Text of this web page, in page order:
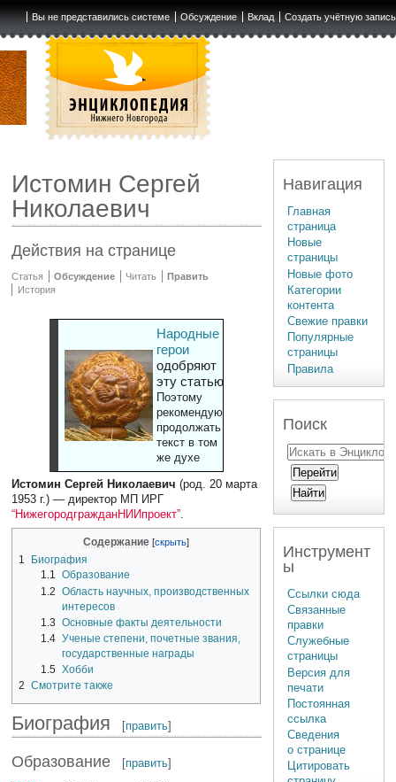
Вы не представились системе Обсуждение Вклад Создать учётную запись
Истомин Сергей
Николаевич
Действия на странице
Статья Обсуждение Читать
Править
История
Народные
герои
одобряют
эту статью
Поэтому
рекомендуют
продолжать
текст в том
же духе
Истомин Сергей Николаевич (род. 20 марта
1953 г.) — директор МП ИРГ
“НижегородгражданНИИпроект”.
Содержание
1
Биография
1.1 Образование
1.2 Область научных, производственных
интересов
1.3 Основные факты деятельности
1.4 Ученые степени, почетные звания,
государственные награды
1.5 Хобби
2
Смотрите также
Биография [править]
Образование [править]
Навигация
Главная
страница
Новые
страницы
Новые фото
Категории
контента
Свежие правки
Популярные
страницы
Правила
Поиск
Инструмент
ы
Ссылки сюда
Связанные
правки
Служебные
страницы
Версия для
печати
Постоянная
ссылка
Сведения
о странице
Цитировать